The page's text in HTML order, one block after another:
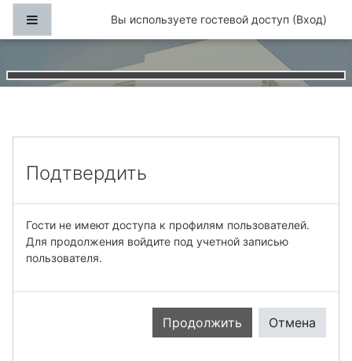
Перейти к основному содержанию
Боковая панельВы используете гостевой доступ (Вход)
Подтвердить
Гости не имеют доступа к профилям пользователей.
Для продолжения войдите под учетной записью
пользователя.
Продолжить Отмена